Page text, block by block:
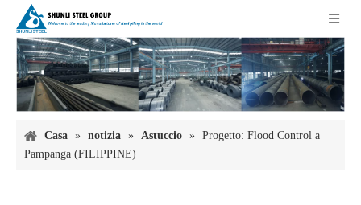
Casa » notizia » Astuccio » Progetto: Flood Control a
Pampanga (FILIPPINE)